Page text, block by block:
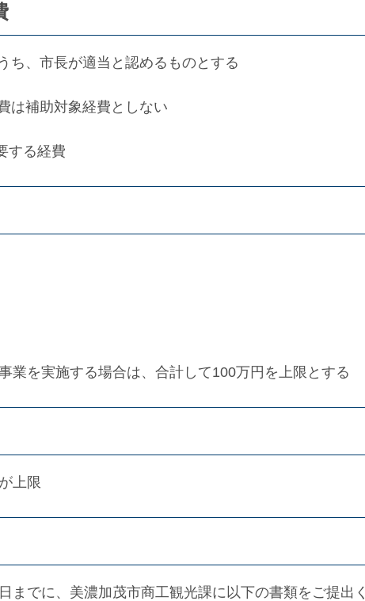
ち、市長が適当と認めるものとする
補助対象経費としない
する経費
業を実施する場合は、合計して100万円を上限とする
上限
までに、美濃加茂市商工観光課に以下の書類をご提出く